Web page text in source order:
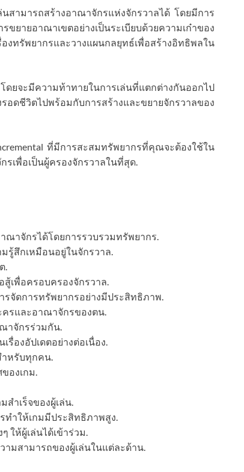
สามารถสร้างอาณาจักรแห่งจักรวาลได้ โดยมีการ
ยายอาณาเขตอย่างเป็นระเบียบด้วยความเก๋าของ
ทรัพยากรและวางแผนกลยุทธ์เพื่อสร้างอิทธิพลใน
ดยจะมีความท้าทายในการเล่นที่แตกต่างกันออกไป
ดชีวิตไปพร้อมกับการสร้างและขยายจักรวาลของ
ที่มีการสะสมทรัพยากรที่คุณจะต้องใช้ใน
เพื่อเป็นผู้ครองจักรวาลในที่สุด.
ณาจักรได้โดยการรวบรวมทรัพยากร.
รู้สึกเหมือนอยู่ในจักรวาล.
.
สู้เพื่อครอบครองจักรวาล.
รจัดการทรัพยากรอย่างมีประสิทธิภาพ.
ครและอาณาจักรของตน.
าจักรร่วมกัน.
องอัปเดตอย่างต่อเนื่อง.
ำหรับทุกคน.
องเกม.
ำเร็จของผู้เล่น.
ทำให้เกมมีประสิทธิภาพสูง.
ให้ผู้เล่นได้เข้าร่วม.
ามสามารถของผู้เล่นในแต่ละด้าน.